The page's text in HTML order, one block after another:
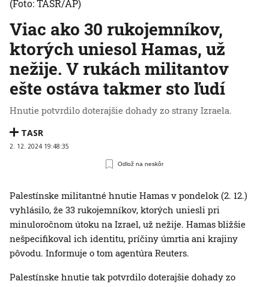
Viac ako 30 rukojemníkov,
ktorých uniesol Hamas, už
nežije. V rukách militantov
ešte ostáva takmer sto ľudí
Hnutie potvrdilo doterajšie dohady zo strany Izraela.
TASR
2. 12. 2024 19:48:35
Odlož na neskôr
(Foto: TASR/AP)
Palestínske militantné hnutie Hamas v pondelok (2. 12.)
vyhlásilo, že 33 rukojemníkov, ktorých uniesli pri
minuloročnom útoku na Izrael, už nežije. Hamas bližšie
nešpecifikoval ich identitu, príčiny úmrtia ani krajiny
pôvodu. Informuje o tom agentúra Reuters.
Palestínske hnutie tak potvrdilo doterajšie dohady zo